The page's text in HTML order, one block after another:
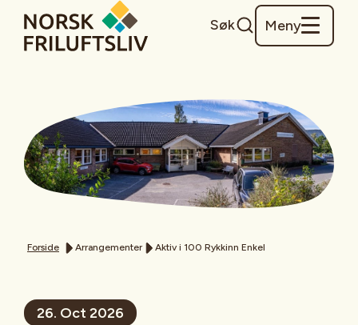
Søk Meny
Forside Arrangementer Aktiv i 100 Rykkinn Enkel
26. Oct 2026